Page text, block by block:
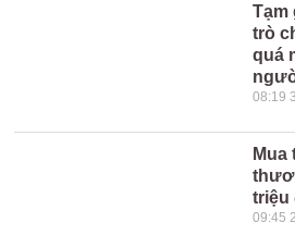
Tạm
trò
quá
08:19
Mua
triệu
09:45